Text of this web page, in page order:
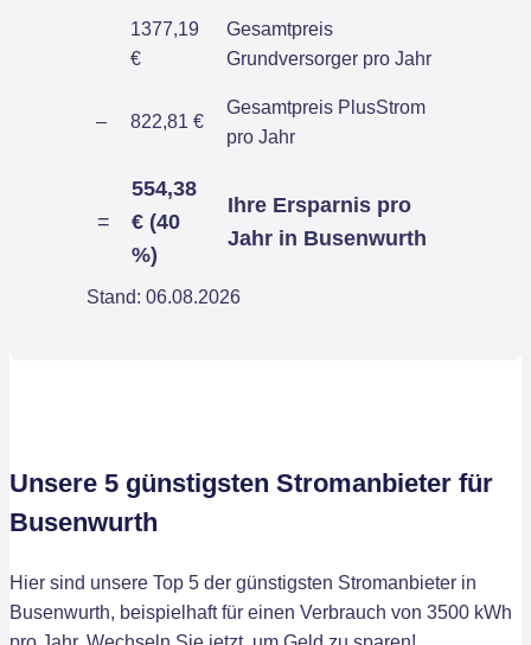
1377,19
€
Gesamtpreis
Grundversorger pro Jahr
– 822,81 €
Gesamtpreis PlusStrom
pro Jahr
=
554,38
€ (40
%)
Ihre Ersparnis pro
Jahr in Busenwurth
Stand: 06.08.2026
Unsere 5 günstigsten Stromanbieter für
Busenwurth
Hier sind unsere Top 5 der günstigsten Stromanbieter in
Busenwurth, beispielhaft für einen Verbrauch von 3500 kWh